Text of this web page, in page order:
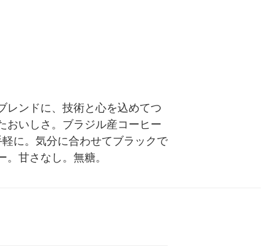
レンドに、技術と心を込めてつ
おいしさ。ブラジル産コーヒー
に。気分に合わせてブラックで
甘さなし。無糖。